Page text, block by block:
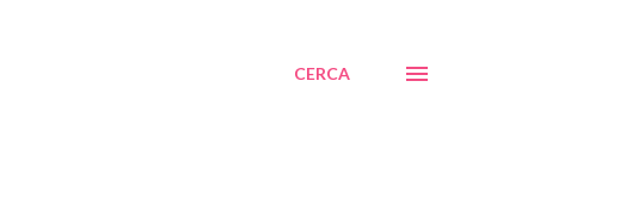
CERCA